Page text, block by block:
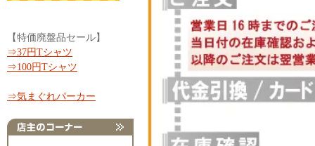
【特価廃盤品セール】
⇒37円Tシャツ
⇒100円Tシャツ
⇒気まぐれパーカー